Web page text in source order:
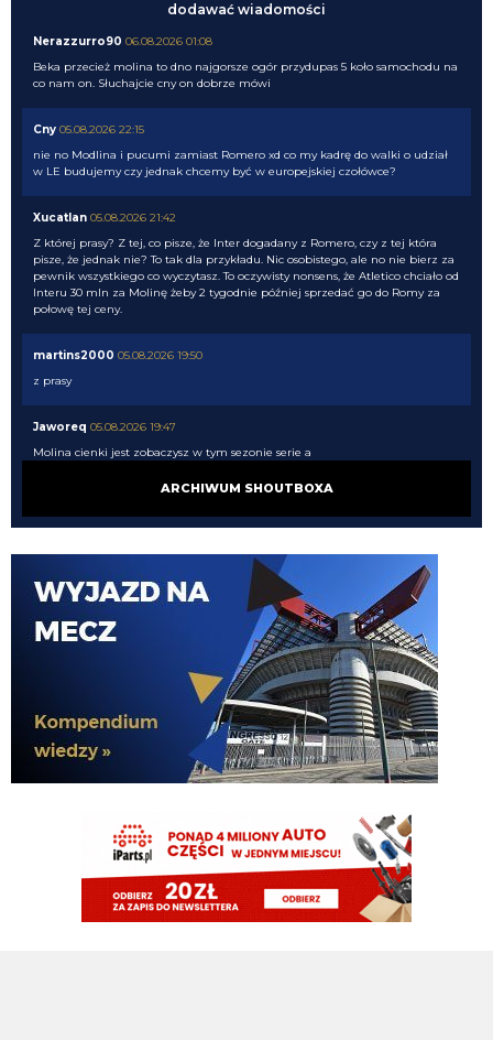
dodawać wiadomości
Nerazzurro90 06.08.2026 01:08
Beka przecież molina to dno najgorsze ogór przydupas 5 koło samochodu na
co nam on. Słuchajcie cny on dobrze mówi
Cny 05.08.2026 22:15
nie no Modlina i pucumi zamiast Romero xd co my kadrę do walki o udział
w LE budujemy czy jednak chcemy być w europejskiej czołówce?
Xucatlan 05.08.2026 21:42
Z której prasy? Z tej, co pisze, że Inter dogadany z Romero, czy z tej która
pisze, że jednak nie? To tak dla przykładu. Nic osobistego, ale no nie bierz za
pewnik wszystkiego co wyczytasz. To oczywisty nonsens, że Atletico chciało od
Interu 30 mln za Molinę żeby 2 tygodnie później sprzedać go do Romy za
połowę tej ceny.
martins2000 05.08.2026 19:50
z prasy
Jaworeq 05.08.2026 19:47
Molina cienki jest zobaczysz w tym sezonie serie a
Ausilio jak pytał o Molinę to 30 chcieli
timon 05.08.2026 19:44
Zarobkami wyszloby podobnie
timon 05.08.2026 19:44
Molina niby za 13mln plus 4 bonusy. Jak mialbym te 40mln to wolalbym za
to wziac dwojke Lucumi- Molina i mamy kadre gotową
05.08.2026 19:42
Ostatnie dwa sezony połowę opuścił, wcześniej grał prawie wszystko, o
dziwo w pl ostatnie 4 sezony tylko 2 czerwone...a niby taka nagonka ile to
ARCHIWUM SHOUTBOXA